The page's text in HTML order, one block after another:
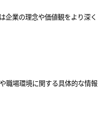
企業の理念や価値観をより深く
職場環境に関する具体的な情報